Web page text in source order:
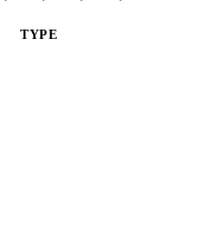
TYPE